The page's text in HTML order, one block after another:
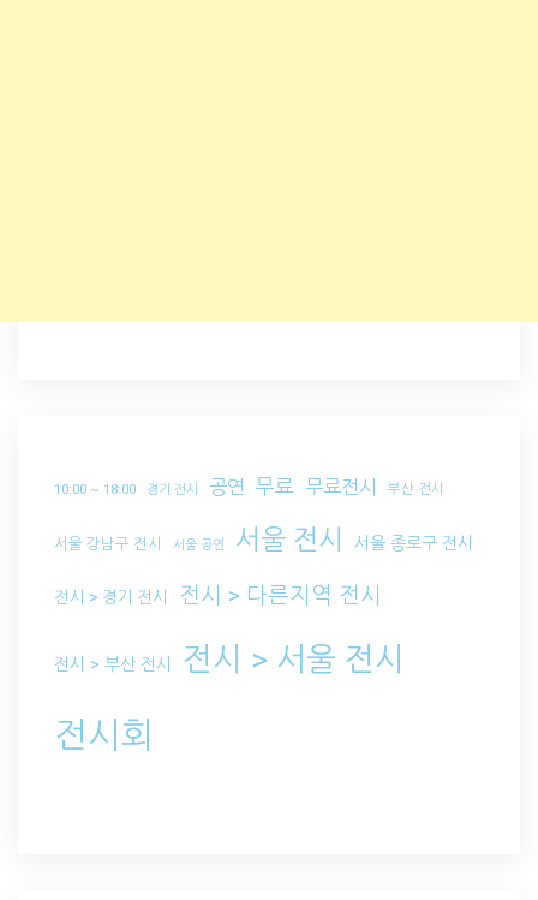
10:00 ~ 18:00 경기 전시 공연 무료 무료전시 부산 전시
서울 강남구 전시 서울 공연 서울 전시 서울 종로구 전시
전시 > 경기 전시 전시 > 다른지역 전시
전시 > 부산 전시 전시 > 서울 전시
전시회